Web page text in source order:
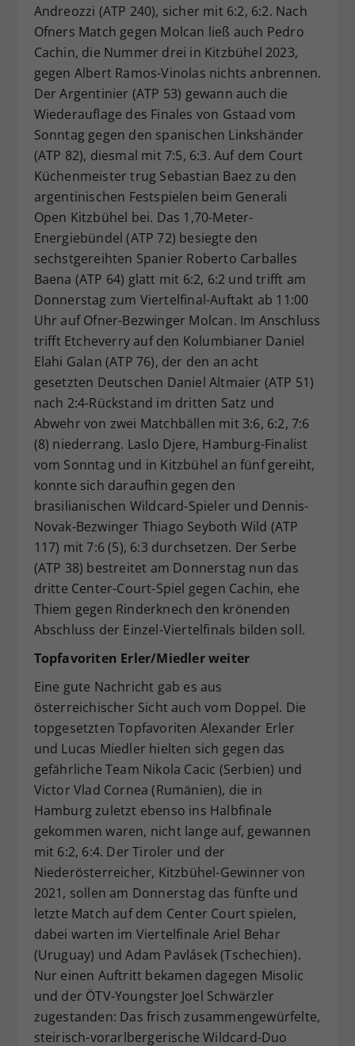
Andreozzi (ATP 240), sicher mit 6:2, 6:2. Nach
Ofners Match gegen Molcan ließ auch Pedro
Cachin, die Nummer drei in Kitzbühel 2023,
gegen Albert Ramos-Vinolas nichts anbrennen.
Der Argentinier (ATP 53) gewann auch die
Wiederauflage des Finales von Gstaad vom
Sonntag gegen den spanischen Linkshänder
(ATP 82), diesmal mit 7:5, 6:3. Auf dem Court
Küchenmeister trug Sebastian Baez zu den
argentinischen Festspielen beim Generali
Open Kitzbühel bei. Das 1,70-Meter-
Energiebündel (ATP 72) besiegte den
sechstgereihten Spanier Roberto Carballes
Baena (ATP 64) glatt mit 6:2, 6:2 und trifft am
Donnerstag zum Viertelfinal-Auftakt ab 11:00
Uhr auf Ofner-Bezwinger Molcan. Im Anschluss
trifft Etcheverry auf den Kolumbianer Daniel
Elahi Galan (ATP 76), der den an acht
gesetzten Deutschen Daniel Altmaier (ATP 51)
nach 2:4-Rückstand im dritten Satz und
Abwehr von zwei Matchbällen mit 3:6, 6:2, 7:6
(8) niederrang. Laslo Djere, Hamburg-Finalist
vom Sonntag und in Kitzbühel an fünf gereiht,
konnte sich daraufhin gegen den
brasilianischen Wildcard-Spieler und Dennis-
Novak-Bezwinger Thiago Seyboth Wild (ATP
117) mit 7:6 (5), 6:3 durchsetzen. Der Serbe
(ATP 38) bestreitet am Donnerstag nun das
dritte Center-Court-Spiel gegen Cachin, ehe
Thiem gegen Rinderknech den krönenden
Abschluss der Einzel-Viertelfinals bilden soll.
Topfavoriten Erler/Miedler weiter
Eine gute Nachricht gab es aus
österreichischer Sicht auch vom Doppel. Die
topgesetzten Topfavoriten Alexander Erler
und Lucas Miedler hielten sich gegen das
gefährliche Team Nikola Cacic (Serbien) und
Victor Vlad Cornea (Rumänien), die in
Hamburg zuletzt ebenso ins Halbfinale
gekommen waren, nicht lange auf, gewannen
mit 6:2, 6:4. Der Tiroler und der
Niederösterreicher, Kitzbühel-Gewinner von
2021, sollen am Donnerstag das fünfte und
letzte Match auf dem Center Court spielen,
dabei warten im Viertelfinale Ariel Behar
(Uruguay) und Adam Pavlásek (Tschechien).
Nur einen Auftritt bekamen dagegen Misolic
und der ÖTV-Youngster Joel Schwärzler
zugestanden: Das frisch zusammengewürfelte,
steirisch-vorarlbergerische Wildcard-Duo